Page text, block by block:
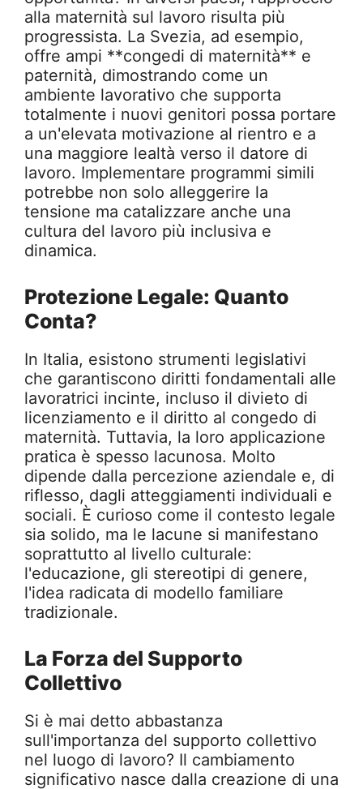
alla maternità sul lavoro risulta più
progressista. La Svezia, ad esempio,
offre ampi **congedi di maternità** e
paternità, dimostrando come un
ambiente lavorativo che supporta
totalmente i nuovi genitori possa portare
a un'elevata motivazione al rientro e a
una maggiore lealtà verso il datore di
lavoro. Implementare programmi simili
potrebbe non solo alleggerire la
tensione ma catalizzare anche una
cultura del lavoro più inclusiva e
dinamica.
Protezione Legale: Quanto
Conta?
In Italia, esistono strumenti legislativi
che garantiscono diritti fondamentali alle
lavoratrici incinte, incluso il divieto di
licenziamento e il diritto al congedo di
maternità. Tuttavia, la loro applicazione
pratica è spesso lacunosa. Molto
dipende dalla percezione aziendale e, di
riflesso, dagli atteggiamenti individuali e
sociali. È curioso come il contesto legale
sia solido, ma le lacune si manifestano
soprattutto al livello culturale:
l'educazione, gli stereotipi di genere,
l'idea radicata di modello familiare
tradizionale.
La Forza del Supporto
Collettivo
Si è mai detto abbastanza
sull'importanza del supporto collettivo
nel luogo di lavoro? Il cambiamento
significativo nasce dalla creazione di una